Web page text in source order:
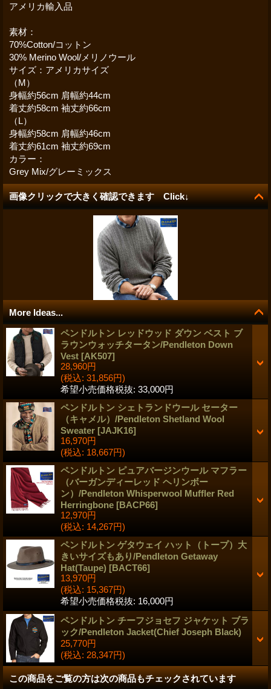
アメリカ輸入品
素材：
70%Cotton/コットン
30% Merino Wool/メリノウール
サイズ：アメリカサイズ
（M）
身幅約56cm 肩幅約44cm
着丈約58cm 袖丈約66cm
（L）
身幅約58cm 肩幅約46cm
着丈約61cm 袖丈約69cm
カラー：
Grey Mix/グレーミックス
画像クリックで大きく確認できます Click↓
More Ideas...
ペンドルトン レッドウッド ダウン ベスト ブ
ラウンウォッチタータン/Pendleton Down
Vest [AK507]
28,960円
(税込: 31,856円)
希望小売価格税抜: 33,000円
ペンドルトン シェトランドウール セーター
（キャメル）/Pendleton Shetland Wool
Sweater [JAJK16]
16,970円
(税込: 18,667円)
ペンドルトン ピュアバージンウール マフラー
（バーガンディーレッド ヘリンボー
ン）/Pendleton Whisperwool Muffler Red
Herringbone [BACP66]
12,970円
(税込: 14,267円)
ペンドルトン ゲタウェイ ハット（トープ）大
きいサイズもあり/Pendleton Getaway
Hat(Taupe) [BACT66]
13,970円
(税込: 15,367円)
希望小売価格税抜: 16,000円
ペンドルトン チーフジョセフ ジャケット ブラ
ック/Pendleton Jacket(Chief Joseph Black)
25,770円
(税込: 28,347円)
この商品をご覧の方は次の商品もチェックされています